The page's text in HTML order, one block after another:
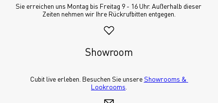
Sie erreichen uns Montag bis Freitag 9 - 16 Uhr. Außerhalb dieser
Zeiten nehmen wir Ihre Rückrufbitten entgegen.
Showroom
Cubit live erleben. Besuchen Sie unsere Showrooms &
Lookrooms